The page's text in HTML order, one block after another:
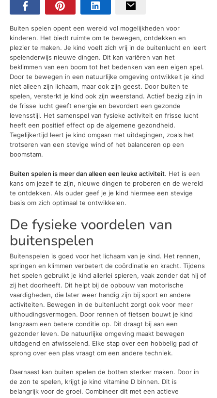
Buiten spelen opent een wereld vol mogelijkheden voor
kinderen. Het biedt ruimte om te bewegen, ontdekken en
plezier te maken. Je kind voelt zich vrij in de buitenlucht en leert
spelenderwijs nieuwe dingen. Dit kan variëren van het
beklimmen van een boom tot het bedenken van een eigen spel.
Door te bewegen in een natuurlijke omgeving ontwikkelt je kind
niet alleen zijn lichaam, maar ook zijn geest. Door buiten te
spelen, versterkt je kind ook zijn weerstand. Actief bezig zijn in
de frisse lucht geeft energie en bevordert een gezonde
levensstijl. Het samenspel van fysieke activiteit en frisse lucht
heeft een positief effect op de algemene gezondheid.
Tegelijkertijd leert je kind omgaan met uitdagingen, zoals het
trotseren van een stevige wind of het balanceren op een
boomstam.
Buiten spelen is meer dan alleen een leuke activiteit. Het is een
kans om jezelf te zijn, nieuwe dingen te proberen en de wereld
te ontdekken. Als ouder geef je je kind hiermee een stevige
basis om zich optimaal te ontwikkelen.
De fysieke voordelen van
buitenspelen
Buitenspelen is goed voor het lichaam van je kind. Het rennen,
springen en klimmen verbetert de coördinatie en kracht. Tijdens
het spelen gebruikt je kind allerlei spieren, vaak zonder dat hij of
zij het doorheeft. Dit helpt bij de opbouw van motorische
vaardigheden, die later weer handig zijn bij sport en andere
activiteiten. Bewegen in de buitenlucht zorgt ook voor meer
uithoudingsvermogen. Door rennen of fietsen bouwt je kind
langzaam een betere conditie op. Dit draagt bij aan een
gezonder leven. De natuurlijke omgeving maakt bewegen
uitdagend en afwisselend. Elke stap over een hobbelig pad of
sprong over een plas vraagt om een andere techniek.
Daarnaast kan buiten spelen de botten sterker maken. Door in
de zon te spelen, krijgt je kind vitamine D binnen. Dit is
belangrijk voor de groei. Combineer dit met een actieve